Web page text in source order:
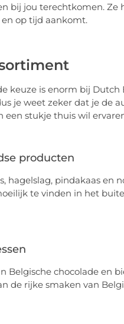
bij jou terechtkomen.
op tijd aankomt.
keuze is enorm bij
je weet zeker dat je de
een stukje thuis wil
producten
hagelslag, pindakaas en
te vinden in het
Belgische chocolade en
de rijke smaken van